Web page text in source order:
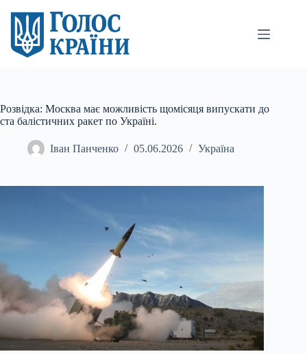
вмісту
Розвідка: Москва має можливість щомісяця випускати до
ста балістичних ракет по Україні.
Іван Панченко 05.06.2026 Україна